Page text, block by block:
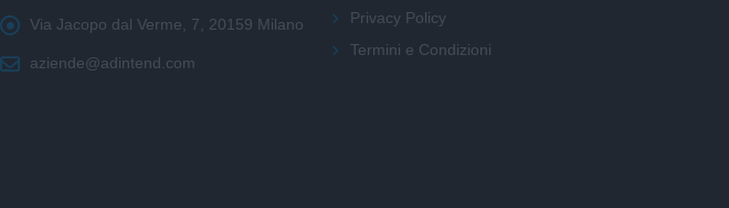
Via Jacopo dal Verme, 7, 20159 Milano
aziende@adintend.com
Privacy Policy
Termini e Condizioni